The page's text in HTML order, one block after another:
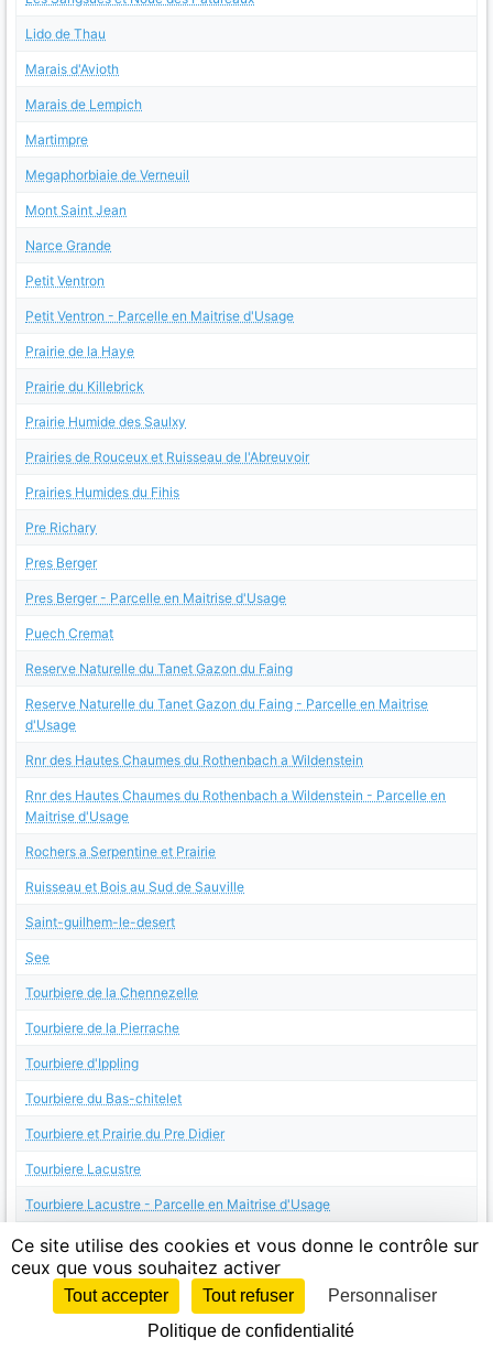
Lido de Thau
Marais d'Avioth
Marais de Lempich
Martimpre
Megaphorbiaie de Verneuil
Mont Saint Jean
Narce Grande
Petit Ventron
Petit Ventron - Parcelle en Maitrise d'Usage
Prairie de la Haye
Prairie du Killebrick
Prairie Humide des Saulxy
Prairies de Rouceux et Ruisseau de l'Abreuvoir
Prairies Humides du Fihis
Pre Richary
Pres Berger
Pres Berger - Parcelle en Maitrise d'Usage
Puech Cremat
Reserve Naturelle du Tanet Gazon du Faing
Reserve Naturelle du Tanet Gazon du Faing - Parcelle en Maitrise
d'Usage
Rnr des Hautes Chaumes du Rothenbach a Wildenstein
Rnr des Hautes Chaumes du Rothenbach a Wildenstein - Parcelle en
Maitrise d'Usage
Rochers a Serpentine et Prairie
Ruisseau et Bois au Sud de Sauville
Saint-guilhem-le-desert
See
Tourbiere de la Chennezelle
Tourbiere de la Pierrache
Tourbiere d'Ippling
Tourbiere du Bas-chitelet
Tourbiere et Prairie du Pre Didier
Tourbiere Lacustre
Tourbiere Lacustre - Parcelle en Maitrise d'Usage
Tourbieres d'Artimont et de Breitzhouse
Vallee de la Plaine
Weid
Weid - Parcelle en Maitrise d'Usage
Ce site utilise des cookies et vous donne le contrôle sur
ceux que vous souhaitez activer
Tout accepter Tout refuser
Personnaliser
Politique de confidentialité